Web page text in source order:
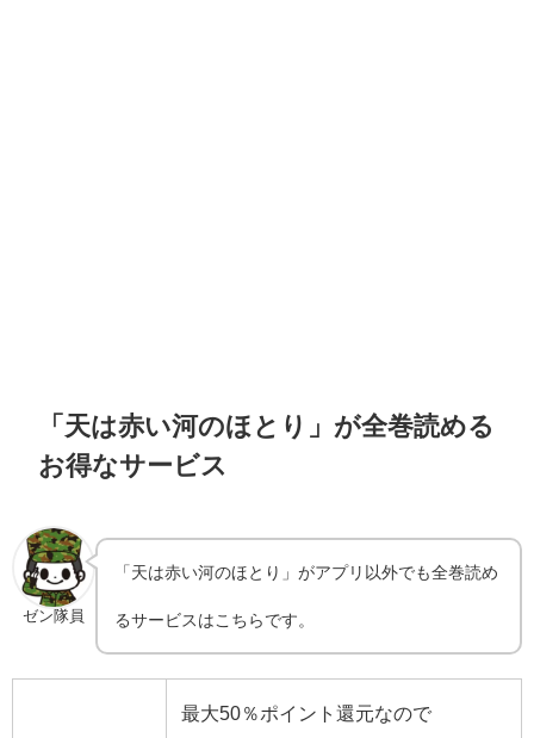
「天は赤い河のほとり」が全巻読める
お得なサービス
ゼン隊員
「天は赤い河のほとり」がアプリ以外でも全巻読め
るサービスはこちらです。
最大50％ポイント還元なので